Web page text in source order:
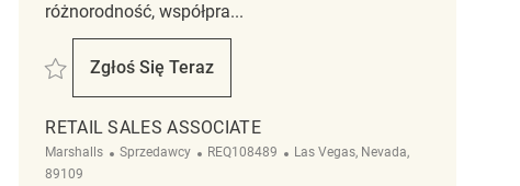
różnorodność, współpra...
Zapisać Part Time Sales Associate REQ142426
Zgłoś Się Teraz
Part Time Sales Associate
RETAIL SALES ASSOCIATE
Marshalls Kategoria
Sprzedawcy ReqId
REQ108489 Lokalizacja
Las Vegas, Nevada,
89109